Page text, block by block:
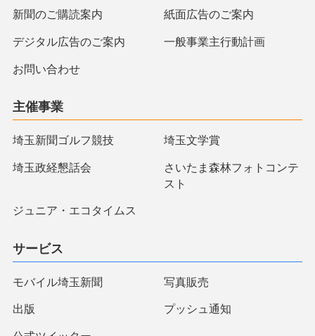
新聞のご購読案内 紙面広告のご案内
デジタル広告のご案内 一般事業主行動計画
お問い合わせ
主催事業
埼玉新聞ゴルフ競技 埼玉文学賞
埼玉政経懇話会
さいたま森林フォトコンテ
スト
ジュニア・エコタイムス
サービス
モバイル埼玉新聞 写真販売
出版 プッシュ通知